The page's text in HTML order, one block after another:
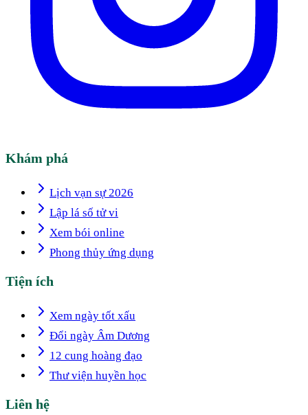
Khám phá
Lịch vạn sự 2026
Lập lá số tử vi
Xem bói online
Phong thủy ứng dụng
Tiện ích
Xem ngày tốt xấu
Đổi ngày Âm Dương
12 cung hoàng đạo
Thư viện huyền học
Liên hệ